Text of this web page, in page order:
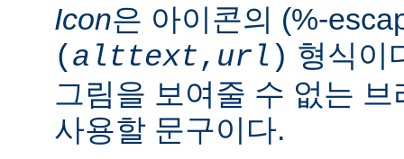
Icon은 아이콘의 (%-
( alttext, url ) 형식이
그림을 보여줄 수 없는
사용할 문구이다.